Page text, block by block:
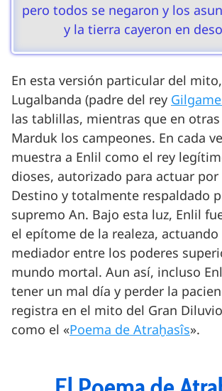
pero todos se negaron y los
y la tierra cayeron en
En esta versión particular del
Lugalbanda (padre del rey
las tablillas, mientras que en
Marduk los campeones. En cada
muestra a Enlil como el rey
dioses, autorizado para actuar por
Destino y totalmente respaldado
supremo An. Bajo esta luz, Enlil
el epítome de la realeza,
mediador entre los poderes
mundo mortal. Aun así, incluso
tener un mal día y perder la
registra en el mito del Gran
como el «Poema de Atraḫasîs».